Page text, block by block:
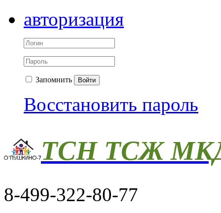
авторизация
Запомнить Войти
Восстановить пароль
ТСН ТСЖ
8-499-322-80-77